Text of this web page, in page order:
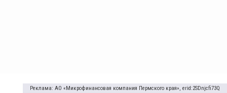
Реклама: АО «Микрофинансовая компания Пермского края», erid:2SDnjcfi73Q